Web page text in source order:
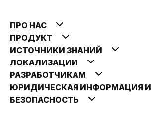
ПРО НАС
ПРОДУКТ
ИСТОЧНИКИ ЗНАНИЙ
ЛОКАЛИЗАЦИИ
РАЗРАБОТЧИКАМ
ЮРИДИЧЕСКАЯ ИНФОРМАЦИЯ И
БЕЗОПАСНОСТЬ